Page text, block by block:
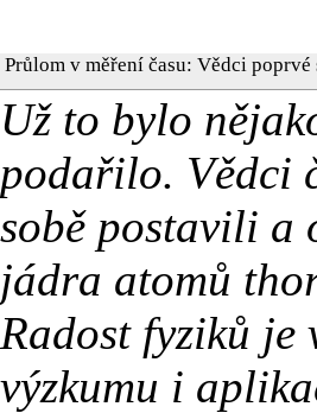
Průlom v měření času: Vědci
Už to bylo
podařilo. Vědci
sobě postavili a
jádra atomů
Radost fyziků je
výzkumu i